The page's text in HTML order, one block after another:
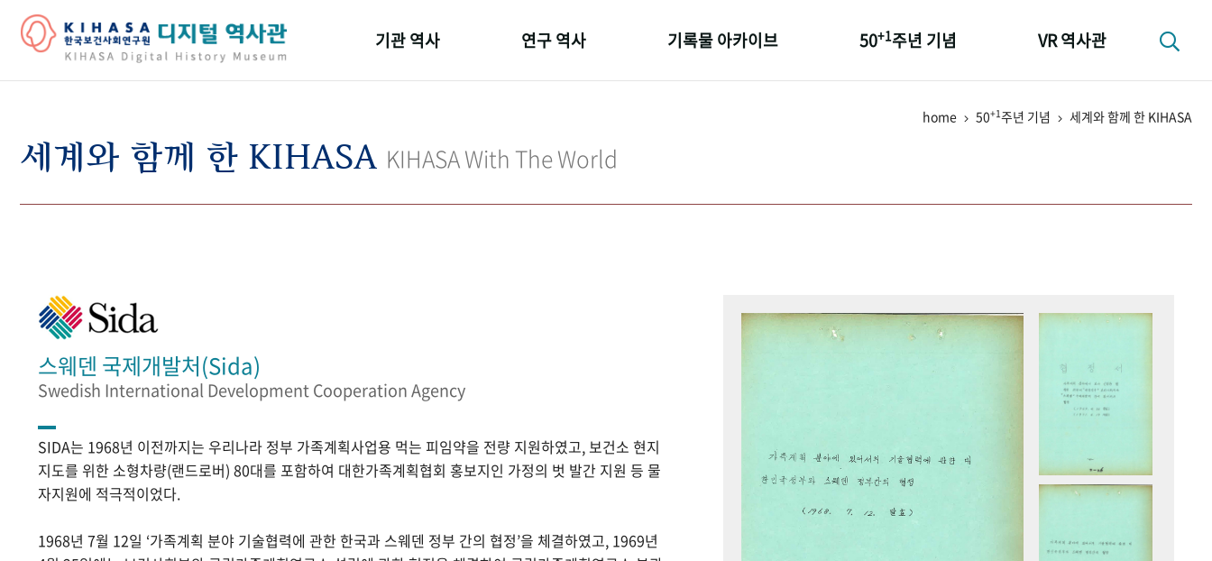
기관 역사 연구 역사
키워드로 보는 연구 역사
기록물 아카이브 50+1주년 기념
성과 50선
VR 역사관
home 50+1주년 기념 세계와 함께 한 KIHASA
세계와 함께 한 KIHASA KIHASA With The World
스웨덴 국제개발처(Sida)
Swedish International Development Cooperation Agency
SIDA는 1968년 이전까지는 우리나라 정부 가족계획사업용 먹는 피임약을 전량 지원하였고, 보건소 현지
지도를 위한 소형차량(랜드로버) 80대를 포함하여 대한가족계획협회 홍보지인 가정의 벗 발간 지원 등 물
자지원에 적극적이었다.
1968년 7월 12일 ‘가족계획 분야 기술협력에 관한 한국과 스웨덴 정부 간의 협정’을 체결하였고, 1969년